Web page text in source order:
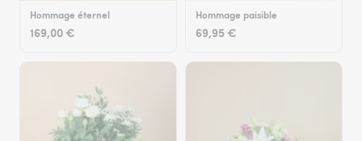
Hommage éternel
169,00 €
Hommage paisible
69,95 €